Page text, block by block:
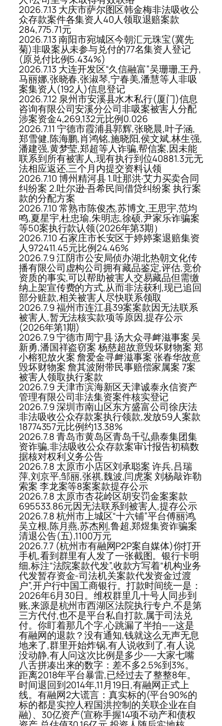
2026.7.13 大庆市萨尔图区韩金梅非法吸收公
众存款案件各集资人40人领取退赔案款
284,775.71元
2026.7.13 南阳市宛城区今朝汇元珠宝(冀先
菊)非吸案从未参与兑付的77名集资人登记
(原兑付比例5.434%)
2026.7.13 大连开发区“久信融富”吴珊珊,王丹,
马丽娜,张晓春,张淑琴,宁春美,潘慧等人非吸
案集资人(192人)信息登记
2026.7.12 泉州市安溪县水木私行(厦门)信息
咨询有限公司安溪分公司非吸案被害人分配
涉案资金4,269,132元比例0.026
2026.7.11 宁德市霞浦县郭辉,张晓晨,叶子涵,
郑雪健,陈海鹏,肖鸿铭,施晓阳,侯文斌,林生强,
潘建强,黄梦莹,郑超等人诈骗,帮信案,因未能
联系到所有被害人,现有执行到位40881.3元无
法相应返还,三个月内提交资料认领
2026.7.10 博州精河县 1.吐那洪·艾力买卖合同
纠纷案 2.吐尔逊·吾希民间借贷纠纷案 执行案
款的分配方案
2026.7.10 常熟市陈俊杰,苏博文,王思宇,范均
鸣,夏星宇,杜忠瑜,朱明志,徐硕,尹家乐诈骗案
等50案执行款认领(2026年第3期）
2026.7.10 石家庄市长安区于婷婷案退赔集资
人972411.45元比例24.46%
2026.7.9 江阴市公安局侦办湖北热朝文化传
播有限公司虚构公司拥有藏品鉴定,评估,竞价
资质的事实,可以帮助被害人交易藏品但需缴
纳上架宣传费的方式,从而非法获利,现已追回
部分赃款,相关被害人尽快联系领取
2026.7.9 福州市连江县39案案款因无法联系
被害人,暂无法核实款项等原因,提存公示
(2026年第1期)
2026.7.9 宁德市周宁县 汤大众寻衅滋事案 吴
新勇,潘国祥盗窃案 杨慈超故意毁坏财物案 郑
小榕犯放火案 詹爱金寻衅滋事案 张春华故意
毁坏财物案 詹其波附带民事赔偿家属案 7案
被害人领取执行案款
2026.7.9 天津市滨海新区天津诚泰永信资产
管理有限公司非法集资案件核实登记
2026.7.9 深圳市南山区东方盛富公司徐庆法
非法吸收公众存款案执行领款,发放59人案款
18774357元比例约13.38%
2026.7.8 青岛市黄岛区青岛千弘鼎泰集团集
资诈骗,非法吸收公众存款案审计报告初稿数
据核对权利义务公告
2026.7.8 太原市小店区刘承聪案 许兵,吕瑞
萍,刘京平,邹丽,张祺,魏波,闫虎案 刘杨敲诈勒
索案 李龙案等8案案款提存公示
2026.7.8 太原市杏花岭区胡安罚金案案款
695533.86元因无法联系到被害人,提存公示
2026.7.8 杭州市上城区“十六铺”平台傅丽鸿,
吴立根,陈月燕,苏杰刚,鲁超,郑煜集资诈骗案
清退公告(五),1100万元
2026.7.7 (杭州市有融网P2P案自媒体)你打开
手机,看到群里有人发了一张截图。银行卡明
细,标注“法院案款代发”,收款方写着“机构业务
代发暂存资金-司法机关案款代发资金过渡
户”,开户行中国工商银行。打款时间统一是：
2026年6月30日。维权群里几十号人同步到
账,来源是杭州市西湖区法院执行专户,不是第
三方代付,也不是平台私自打款,属于司法兑
付。你盯着那几个字,心跳漏了半拍——这是
有融网的退款？没有通知,钱就这么无声无息
地来了,群里开始炸锅,有人说收到了,有人说
没动静,有人问这次比例是多少——大家七嘴
八舌拼凑出来的数字：差不多2.5%到3%。
距离2018年平台暴雷,已经过去了整整8年。
时间退回到2014年,11月19日,有融网正式上
线。有融网2大谎言：真实标的(平台90%的
标的都是实控人程国洪控制的关联企业在自
融)、30亿资产(宣称手握14项不动产和债权